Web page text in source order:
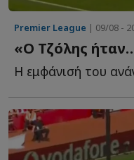
Premier League | 09/08 -
«Ο Τζόλης